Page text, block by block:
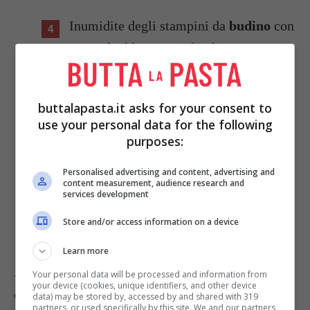
Inumidite degli stampini da budino con
acqua fredda, sgocciolateli e versatevi
la crema di yogurt.
Mettete in frigorifero per circa 3 ore.
Sformate i budini su piattini singoli,
servite su piattini individuali dopo aver
immerso per un attimo gli stampini
acqua calda.
A piacere contornata con frutta fresca tagliata a
dadini e cospargete con lo zucchero a velo.
buttalapasta.it asks for your consent to
use your personal data for the following
purposes:
Personalised advertising and content, advertising and
content measurement, audience research and
services development
Store and/or access information on a device
Learn more
Your personal data will be processed and information from
your device (cookies, unique identifiers, and other device
data) may be stored by, accessed by and shared with 319
partners, or used specifically by this site. We and our partners